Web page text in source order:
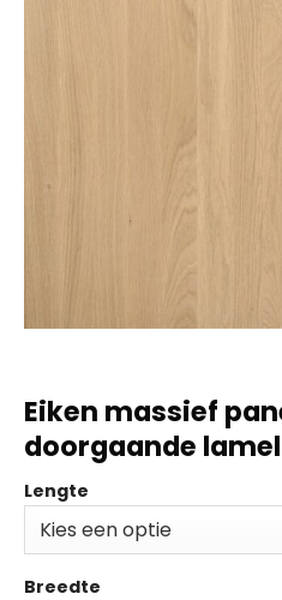
Eiken massief
doorgaande lamel
Lengte
Breedte